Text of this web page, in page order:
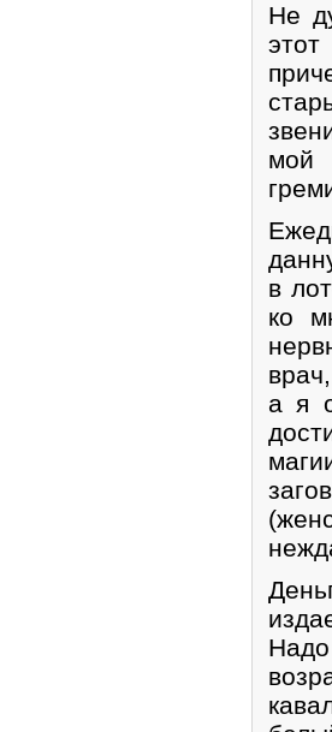
Не
мой
в
ко
а я